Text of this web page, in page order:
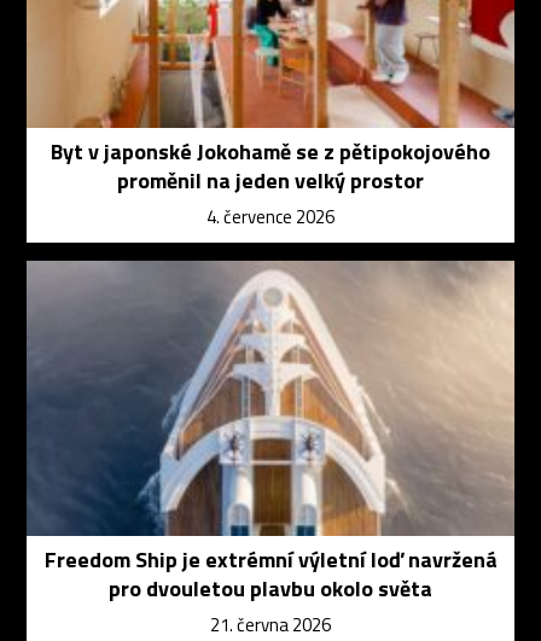
Byt v japonské Jokohamě se z pětipokojového
proměnil na jeden velký prostor
4. července 2026
Freedom Ship je extrémní výletní loď navržená
pro dvouletou plavbu okolo světa
21. června 2026